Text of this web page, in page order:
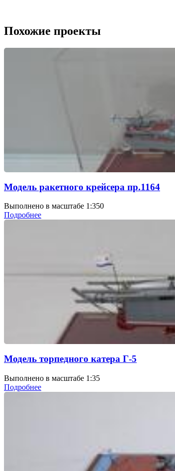
Похожие проекты
Модель ракетного крейсера пр.1164
Выполнено в масштабе 1:350
Подробнее
Модель торпедного катера Г-5
Выполнено в масштабе 1:35
Подробнее